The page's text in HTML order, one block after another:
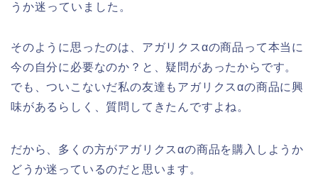
うか迷っていました。
そのように思ったのは、アガリクスαの商品って本当に
今の自分に必要なのか？と、疑問があったからです。
でも、ついこないだ私の友達もアガリクスαの商品に興
味があるらしく、質問してきたんですよね。
だから、多くの方がアガリクスαの商品を購入しようか
どうか迷っているのだと思います。